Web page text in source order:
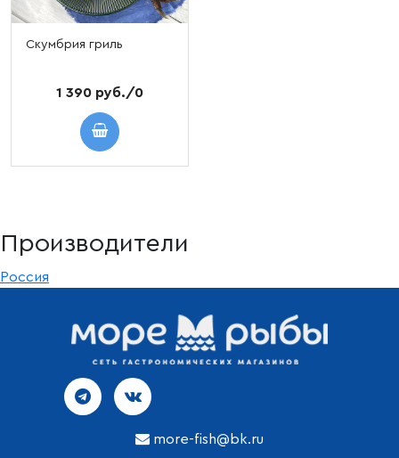
Скумбрия гриль
1 390 руб./0
Производители
Россия
more-fish@bk.ru